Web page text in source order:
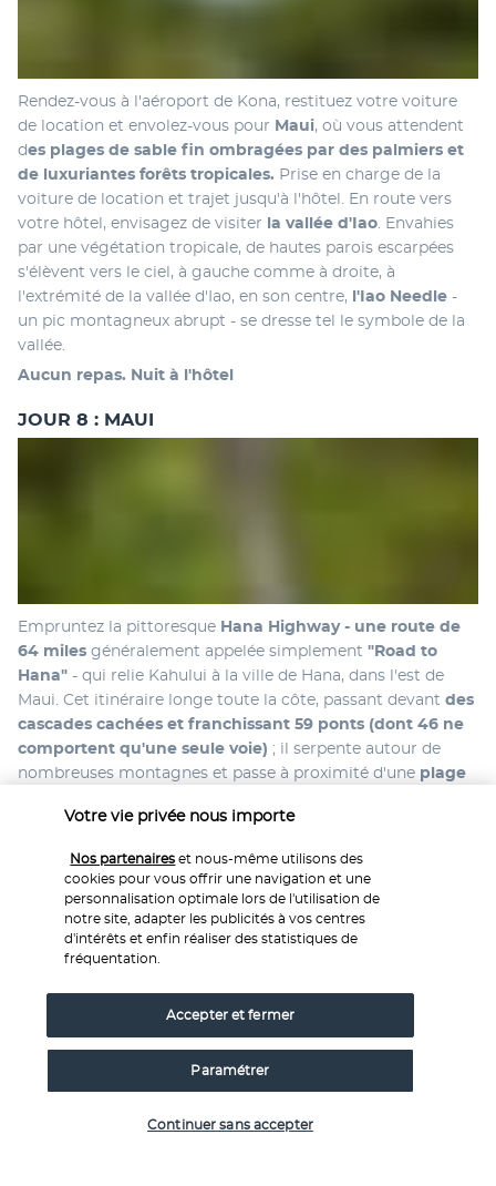
Rendez-vous à l'aéroport de Kona, restituez votre voiture
de location et envolez-vous pour Maui, où vous attendent
des plages de sable fin ombragées par des palmiers et
de luxuriantes forêts tropicales. Prise en charge de la
voiture de location et trajet jusqu'à l'hôtel. En route vers
votre hôtel, envisagez de visiter
la vallée d'Iao. Envahies
par une végétation tropicale, de hautes parois escarpées
s'élèvent vers le ciel, à gauche comme à droite, à
l'extrémité de la vallée d'Iao, en son centre,
l'Iao Needle -
un pic montagneux abrupt - se dresse tel le symbole de la
vallée.
Aucun repas. Nuit à l'hôtel
JOUR 8 : MAUI
Empruntez la pittoresque Hana Highway - une route de
64 miles généralement appelée simplement "Road to
Hana" - qui relie Kahului à la ville de Hana, dans l'est de
Maui. Cet itinéraire longe toute la côte, passant devant des
cascades cachées et franchissant 59 ponts (dont 46 ne
comportent qu'une seule voie) ; il serpente autour de
nombreuses montagnes et passe à proximité d'une plage
divers points de vue panoramiques et de baies.
Aucun repas. Nuit à l'hôtel
JOUR 9 : MAUI
immergé en forme de croissant qui abrite une faune
Votre vie privée nous importe
Nos partenaires et nous-même utilisons des
cookies pour vous offrir une navigation et une
personnalisation optimale lors de l'utilisation de
notre site, adapter les publicités à vos centres
d'intérêts et enfin réaliser des statistiques de
fréquentation.
Paramétrer
Continuer sans accepter
Accepter et fermer